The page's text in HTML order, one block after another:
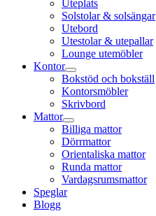
Uteplats
Solstolar & solsängar
Utebord
Utestolar & utepallar
Lounge utemöbler
Kontor
Bokstöd och bokställ
Kontorsmöbler
Skrivbord
Mattor
Billiga mattor
Dörrmattor
Orientaliska mattor
Runda mattor
Vardagsrumsmattor
Speglar
Blogg